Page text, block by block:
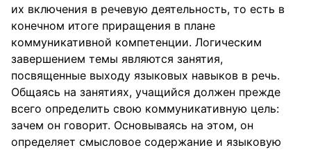
их включения в речевую деятельность, то есть в
конечном итоге приращения в плане
коммуникативной компетенции. Логическим
завершением темы являются занятия,
посвященные выходу языковых навыков в речь.
Общаясь на занятиях, учащийся должен прежде
всего определить свою коммуникативную цель:
зачем он говорит. Основываясь на этом, он
определяет смысловое содержание и языковую